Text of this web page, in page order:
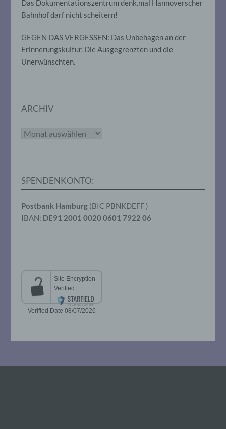
Das Dokumentationszentrum denk.mal Hannoverscher
Bahnhof darf nicht scheitern!
GEGEN DAS VERGESSEN: Das Unbehagen an der
Erinnerungskultur. Die Ausgegrenzten und die
Unerwünschten.
ARCHIV
Archiv
SPENDENKONTO:
Postbank Hamburg (BIC PBNKDEFF )
IBAN: DE91 2001 0020 0601 7922 06
Aufenthaltsort oder Ortswechsel dieser
natürlichen Person zu analysieren oder
f) Pseudonymisierung
ohne Hinzuziehung zusätzlicher
Informationen nicht mehr einer
zugeordnet werden können, sofern diese
personenbezogenen Daten nicht einer
identifizierten oder identifizierbaren
Verantwortlicher ist die natürliche oder
juristische Person, Behörde, Einrichtung
oder andere Stelle, die allein oder
gemeinsam mit anderen über die Zwecke
und Mittel der Verarbeitung von
personenbezogenen Daten entscheidet.
das Recht der Mitgliedstaaten vorgegeben,
Kriterien seiner Benennung nach dem